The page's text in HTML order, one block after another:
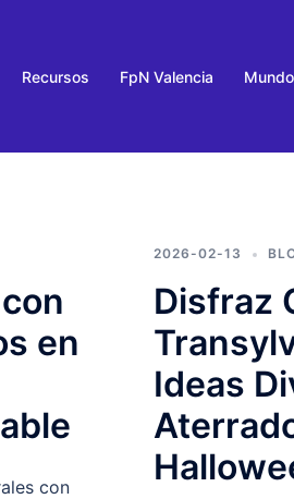
Recursos FpN Valencia
en
con
2026-02-13
Disfraz
Ideas